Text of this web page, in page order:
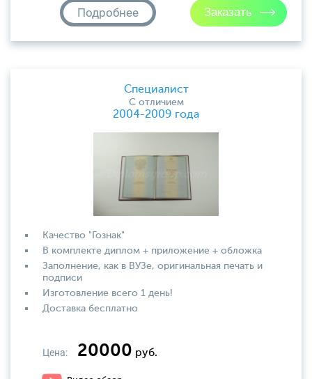
Подробнее
Специалист
С отличием
2004-2009 года
Качество "Гознак"
В комплекте диплом + приложение + обложка
Заполнение, как в ВУЗе, оригинальная печать и
подписи
Изготовление всего 1 день!
Доставка бесплатно
Цена: 20000 руб.